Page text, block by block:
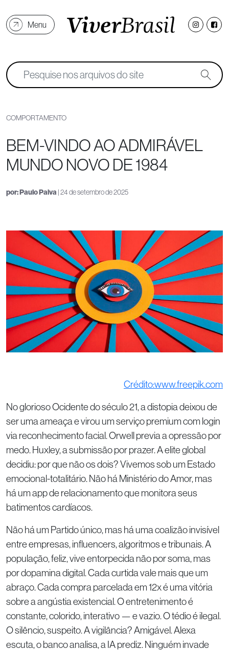
Menu
COMPORTAMENTO
BEM-VINDO AO ADMIRÁVEL
MUNDO NOVO DE 1984
por:Paulo Paiva | 24 de setembro de 2025
Crédito:www.freepik.com
No glorioso Ocidente do século 21, a distopia deixou de
ser uma ameaça e virou um serviço premium com login
via reconhecimento facial. Orwell previa a opressão por
medo. Huxley, a submissão por prazer. A elite global
decidiu: por que não os dois? Vivemos sob um Estado
emocional-totalitário. Não há Ministério do Amor, mas
há um app de relacionamento que monitora seus
batimentos cardíacos.
Não há um Partido único, mas há uma coalizão invisível
entre empresas, influencers, algoritmos e tribunais. A
população, feliz, vive entorpecida não por soma, mas
por dopamina digital. Cada curtida vale mais que um
abraço. Cada compra parcelada em 12x é uma vitória
sobre a angústia existencial. O entretenimento é
constante, colorido, interativo — e vazio. O tédio é ilegal.
O silêncio, suspeito. A vigilância? Amigável. Alexa
escuta, o banco analisa, a IA prediz. Ninguém invade